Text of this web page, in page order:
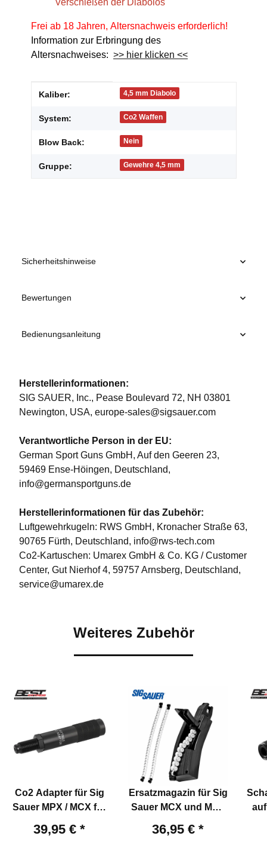
Verschießen der Diabolos
Frei ab 18 Jahren, Altersnachweis erforderlich!
Information zur Erbringung des
Altersnachweises: >> hier klicken <<
Produkteigenschaft
Wert
Kaliber: 4,5 mm Diabolo
System: Co2 Waffen
Blow Back: Nein
Gruppe: Gewehre 4,5 mm
Sicherheitshinweise
Bewertungen
Bedienungsanleitung
Herstellerinformationen:
SIG SAUER, Inc., Pease Boulevard 72, NH 03801
Newington, USA, europe-sales@sigsauer.com
Verantwortliche Person in der EU:
German Sport Guns GmbH, Auf den Geeren 23,
59469 Ense-Höingen, Deutschland,
info@germansportguns.de
Herstellerinformationen für das Zubehör:
Luftgewehrkugeln: RWS GmbH, Kronacher Straße 63,
90765 Fürth, Deutschland, info@rws-tech.com
Co2-Kartuschen: Umarex GmbH & Co. KG / Customer
Center, Gut Nierhof 4, 59757 Arnsberg, Deutschland,
service@umarex.de
Weiteres Zubehör
Co2 Adapter für Sig
Sauer MPX / MCX für
39,95 € *
Ersatzmagazin für Sig
Sauer MCX und MPX
36,95 € *